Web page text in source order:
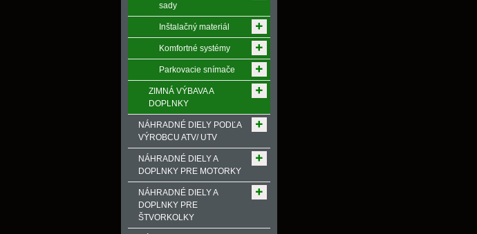
sady
Inštalačný materiál
Komfortné systémy
Parkovacie snímače
ZIMNÁ VÝBAVA A
DOPLNKY
NÁHRADNÉ DIELY PODĽA
VÝROBCU ATV/ UTV
NÁHRADNÉ DIELY A
DOPLNKY PRE MOTORKY
NÁHRADNÉ DIELY A
DOPLNKY PRE
ŠTVORKOLKY